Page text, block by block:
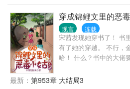
穿成锦鲤文里的恶
现言 连载
宋茜发现她穿书了！ 书
有了她的穿越。 不行，
哈！ 什么？书中的大佬
最新： 第953章 大结局3